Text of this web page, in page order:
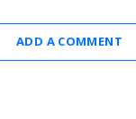
ADD A COMMENT